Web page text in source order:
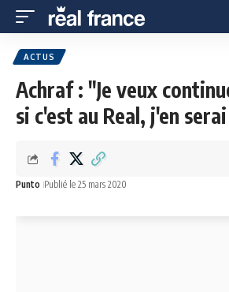
ACTUS
Achraf : "Je veux
si c'est au Real, j'en
Punto Publié le 25 mars 2020